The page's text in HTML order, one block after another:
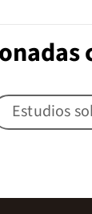
Estudios